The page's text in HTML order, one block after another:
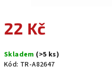
22 Kč
cena:
Skladem (>5 ks)
Kód: TR-A82647